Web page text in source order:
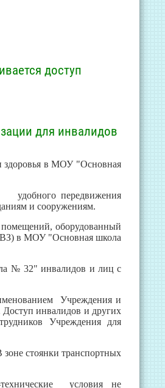
доступ
для инвалидов
здоровья в МОУ "Основная
удобного передвижения
и сооружениям.
оборудованный
в МОУ "Основная школа
№ 32" инвалидов и лиц с
Учреждения и
инвалидов и других
Учреждения для
зоне стоянки транспортных
технические условия не